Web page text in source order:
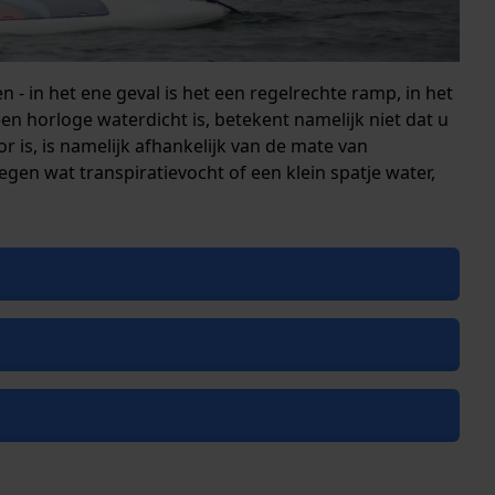
in het ene geval is het een regelrechte ramp, in het
horloge waterdicht is, betekent namelijk niet dat u
is, is namelijk afhankelijk van de mate van
wat transpiratievocht of een klein spatje water,